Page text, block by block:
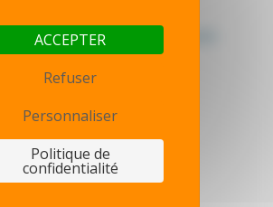
- Politique de confidentialité
ACCEPTER
Refuser
Personnaliser
Politique de
confidentialité